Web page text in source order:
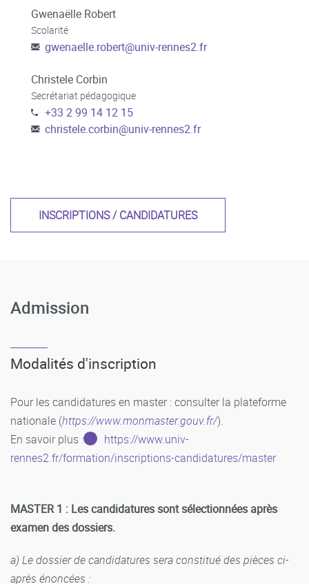
Gwenaëlle Robert
Scolarité
gwenaelle.robert@univ-rennes2.fr
Christele Corbin
Secrétariat pédagogique
+33 2 99 14 12 15
christele.corbin@univ-rennes2.fr
INSCRIPTIONS / CANDIDATURES
Admission
Modalités d'inscription
Pour les candidatures en master : consulter la plateforme
nationale (https://www.monmaster.gouv.fr/).
En savoir plus :
https://www.univ-
rennes2.fr/formation/inscriptions-candidatures/master
MASTER 1 : Les candidatures sont sélectionnées après
examen des dossiers.
a) Le dossier de candidatures sera constitué des pièces ci-
après énoncées :